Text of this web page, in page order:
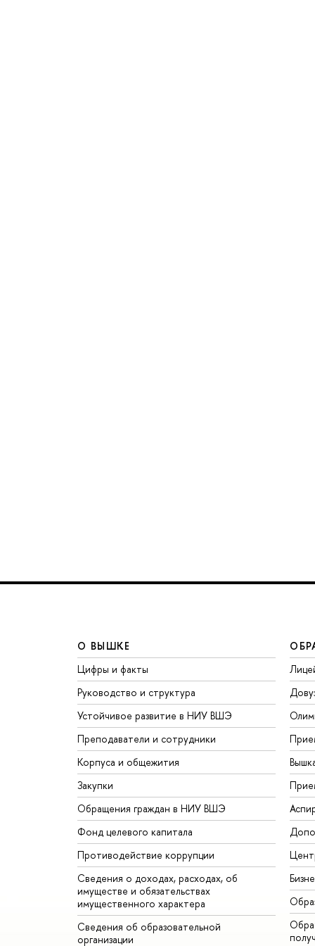
О ВЫШКЕ
Цифры и факты
Руководство и структура
Устойчивое развитие в НИУ ВШЭ
Преподаватели и сотрудники
Корпуса и общежития
Закупки
Обращения граждан в НИУ ВШЭ
Фонд целевого капитала
Противодействие коррупции
Сведения о доходах, расходах, об
имуществе и обязательствах
имущественного характера
Сведения об образовательной
организации